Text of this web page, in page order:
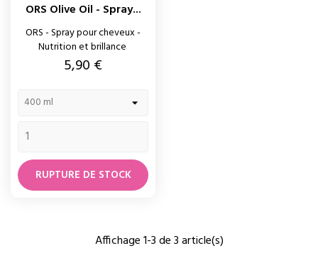
ORS Olive Oil - Spray...
ORS - Spray pour cheveux -
Nutrition et brillance
Prix
5,90 €
RUPTURE DE STOCK
Affichage 1-3 de 3 article(s)